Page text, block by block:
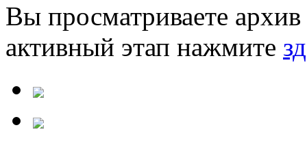
Вы просматриваете
активный этап нажмите